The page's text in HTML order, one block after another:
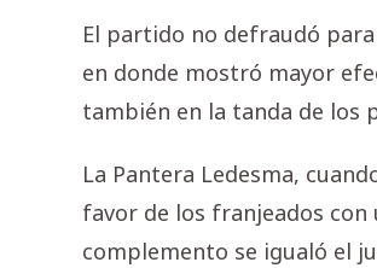
El partido no defraudó
en donde mostró mayor
también en la tanda de los
La Pantera Ledesma,
favor de los franjeados
complemento se igualó el